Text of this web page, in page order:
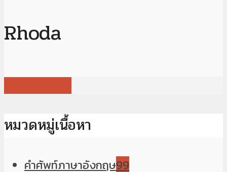
Rhoda
หมวดหมู่เนื้อหา
คำศัพท์ภาษาอังกฤษ99